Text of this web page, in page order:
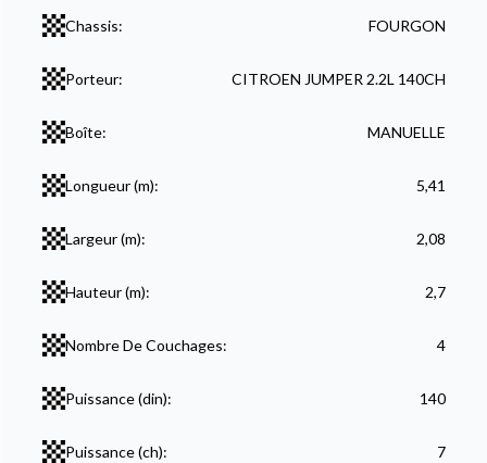
Chassis: FOURGON
Porteur: CITROEN JUMPER 2.2L 140CH
Boîte: MANUELLE
Longueur (m): 5,41
Largeur (m): 2,08
Hauteur (m): 2,7
Nombre De Couchages: 4
Puissance (din): 140
Puissance (ch): 7